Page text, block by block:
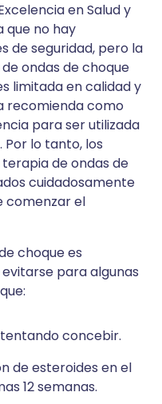
en Salud y
que no hay
de seguridad, pero la
ondas de choque
limitada en calidad y
recomienda como
para ser utilizada
lo tanto, los
de ondas de
cuidadosamente
comenzar el
choque es
para algunas
concebir.
de esteroides en el
12 semanas.